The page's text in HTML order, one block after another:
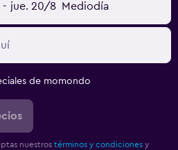
- jue. 20/8 Mediodía
de momondo
nuestros términos y condiciones y